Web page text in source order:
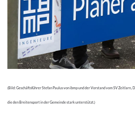
(Bild: Geschäftsführer Stefan Paulus von ibmp und der Vorstand vom SV Zeitlarn,
die den Breitensport in der Gemeinde stark unterstützt.)